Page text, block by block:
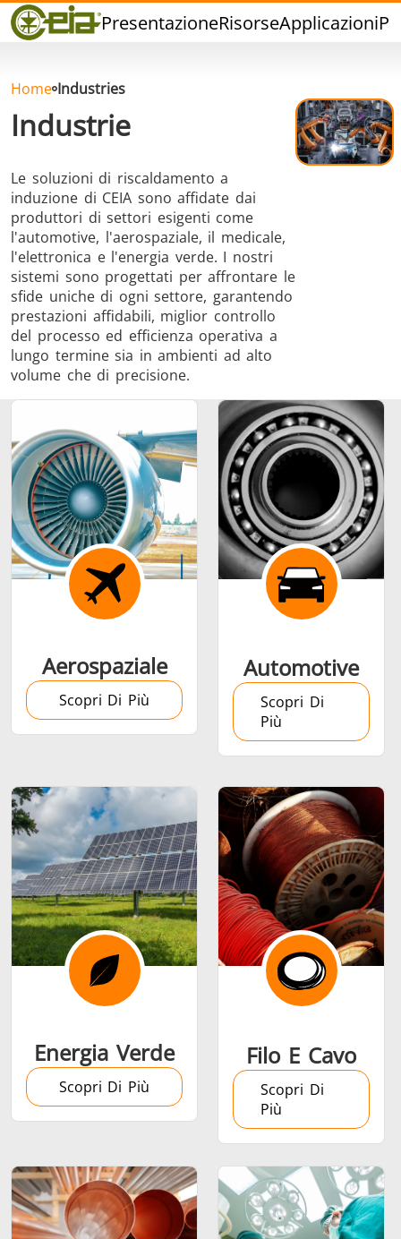
PresentazioneRisorseApplicazioni
Qualità
Eventi
FAQ
Brasatura ad
Induzione
Saldatura a
stagno
Brasatura
Alluminio
Cap Sealing
caldo
Calettamento a
caldo
Generatore &
Controllore
Generatori ad
Induzione
Serie SH
Teste di
riscaldamento
Induction
Aerospaziale Automotive
Data
Tubo
Home Industries
Industrie
Le soluzioni di riscaldamento a
induzione di CEIA sono affidate dai
produttori di settori esigenti come
l'automotive, l'aerospaziale, il medicale,
l'elettronica e l'energia verde. I nostri
sistemi sono progettati per affrontare le
sfide uniche di ogni settore, garantendo
prestazioni affidabili, miglior controllo
del processo ed efficienza operativa a
lungo termine sia in ambienti ad alto
volume che di precisione.
Aerospaziale
Scopri Di Più
Automotive
Scopri Di
Più
Energia Verde
Scopri Di Più
Filo E Cavo
Scopri Di
Più